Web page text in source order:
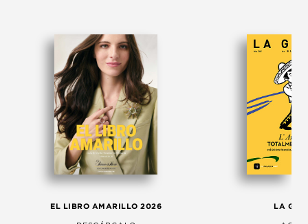
EL LIBRO AMARILLO 2026 LA